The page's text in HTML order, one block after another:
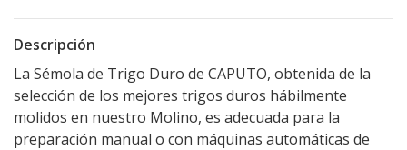
Descripción
La Sémola de Trigo Duro de CAPUTO, obtenida de la
selección de los mejores trigos duros hábilmente
molidos en nuestro Molino, es adecuada para la
preparación manual o con máquinas automáticas de